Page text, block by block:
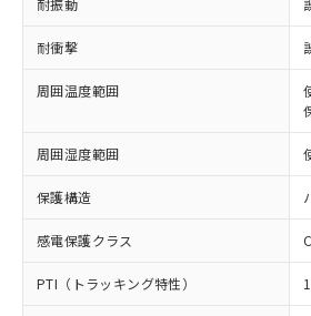
耐振動
耐衝撃
周囲温度範囲
周囲湿度範囲
保護構造
感電保護クラス
PTI（トラッキング特性）
正式な納期状況および
様のお取引先、または
ムロン制御機器販売店
オムロン制御機器販売
販売ネットワーク
在庫状況および標準価
事前の承諾なく第三者
示しないようお願いし
マイパーツ機能（部品リ
ビス）をご利用いただ
メンバーズにご登録され
但し、RoHS指令で産業用監視および
適用除外項目は除く。
フタル酸エステル類の４物質について
図的な使用がないことを確認していま
部品在庫の切り替え状況など
月が前後することがあります。
DBP(フタル酸ジブチル) : 1000ppm、
イソブチル) : 1000ppm、 BBP(フタル
DEHP(フタル酸ビス(2-エチルヘキシ
準値以下であることを示しま
「10」：通常の使用状況下に
質が外部に漏えいし、環境に
及ぼさない年数を意味します
「－」：未確認です。当社販
全に破砕するなど、違
いよう必要な手段を講
当社は貴社製品を、核
ル、化学兵器、生物兵
武器並びにこれらの製
当社は、貴社製品を第
場合は、上記1、2およ
該第三者に通知します。
販売先および販売に係わ
法に輸出するおそれが
り引きをいたしません。
一定数には満たな
－
在庫なし(最新の在
いては、お客様のお
たはお客様担当の
機器販売店・当社販
空
受注生産機種、また
情報を公開してい